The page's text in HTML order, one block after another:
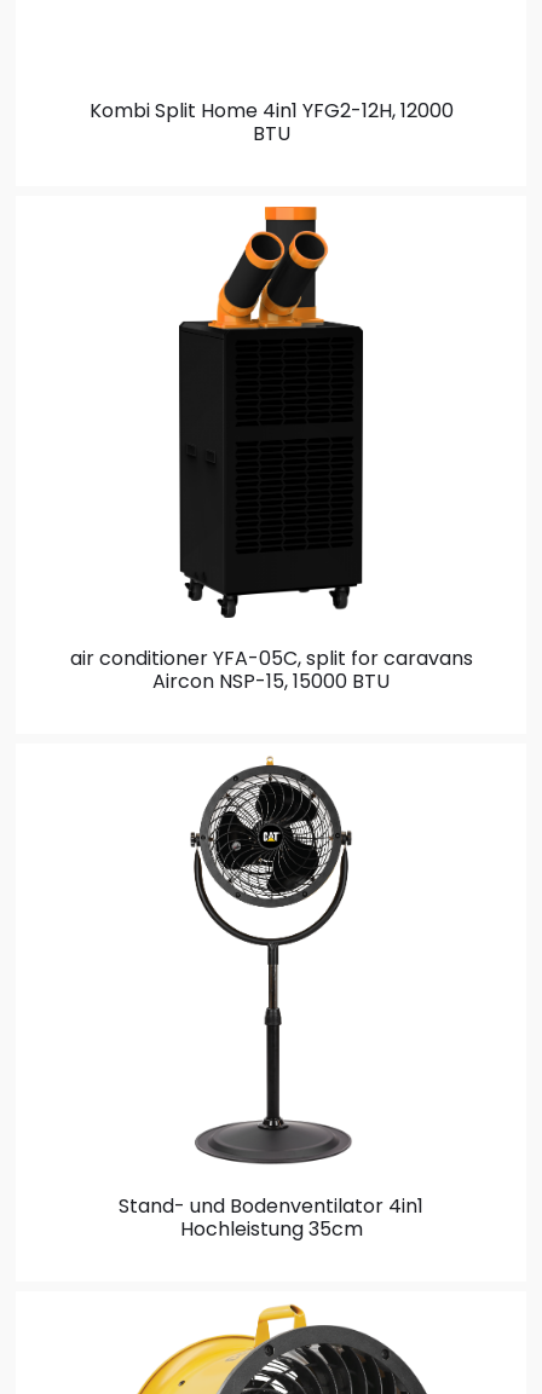
Kombi Split Home 4in1 YFG2-12H, 12000
BTU
air conditioner YFA-05C, split for caravans
Aircon NSP-15, 15000 BTU
Stand- und Bodenventilator 4in1
Hochleistung 35cm